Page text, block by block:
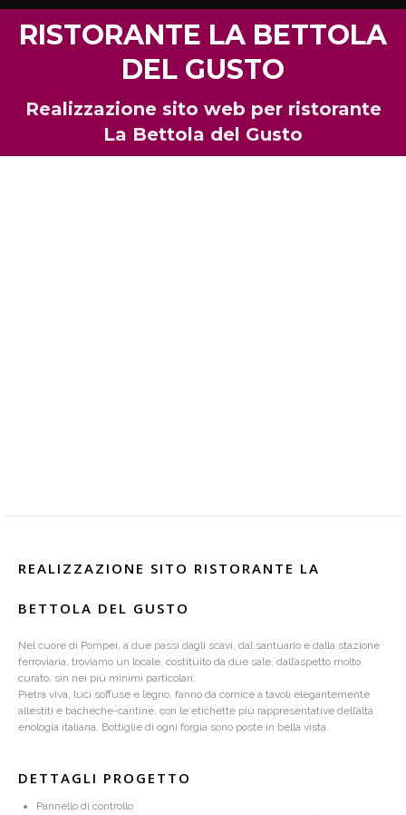
RISTORANTE LA BETTOLA
DEL GUSTO
Realizzazione sito web per ristorante
La Bettola del Gusto
Tu sei qui:
REALIZZAZIONE SITO RISTORANTE LA
BETTOLA DEL GUSTO
Nel cuore di Pompei, a due passi dagli scavi, dal santuario e dalla stazione
ferroviaria, troviamo un locale, costituito da due sale, dall’aspetto molto
curato, sin nei più minimi particolari.
Pietra viva, luci soffuse e legno, fanno da cornice a tavoli elegantemente
allestiti e bacheche-cantine, con le etichette più rappresentative dell’alta
enologia italiana. Bottiglie di ogni forgia sono poste in bella vista.
DETTAGLI PROGETTO
Pannello di controllo